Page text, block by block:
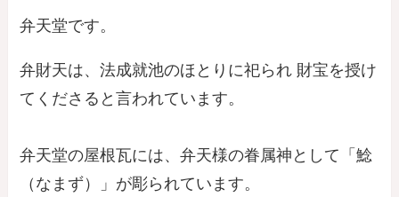
弁天堂です。
弁財天は、法成就池のほとりに祀られ 財宝を授け
てくださると言われています。
弁天堂の屋根瓦には、弁天様の眷属神として「鯰
（なまず）」が彫られています。